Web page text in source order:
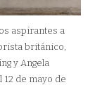
aspirantes a
británico,
y Angela
de mayo de